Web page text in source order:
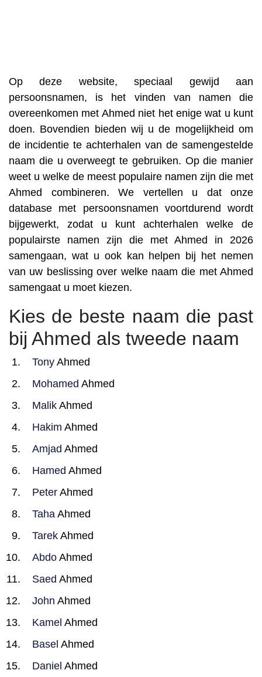
Op deze website, speciaal gewijd aan
persoonsnamen, is het vinden van namen die
overeenkomen met Ahmed niet het enige wat u kunt
doen. Bovendien bieden wij u de mogelijkheid om
de incidentie te achterhalen van de samengestelde
naam die u overweegt te gebruiken. Op die manier
weet u welke de meest populaire namen zijn die met
Ahmed combineren. We vertellen u dat onze
database met persoonsnamen voortdurend wordt
bijgewerkt, zodat u kunt achterhalen welke de
populairste namen zijn die met Ahmed in 2026
samengaan, wat u ook kan helpen bij het nemen
van uw beslissing over welke naam die met Ahmed
samengaat u moet kiezen.
Kies de beste naam die past
bij Ahmed als tweede naam
Tony Ahmed
Mohamed Ahmed
Malik Ahmed
Hakim Ahmed
Amjad Ahmed
Hamed Ahmed
Peter Ahmed
Taha Ahmed
Tarek Ahmed
Abdo Ahmed
Saed Ahmed
John Ahmed
Kamel Ahmed
Basel Ahmed
Daniel Ahmed